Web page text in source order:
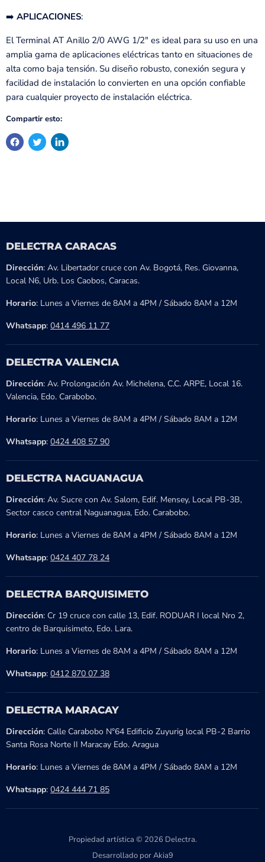
➡️ APLICACIONES:
El Terminal AT Anillo 2/0 AWG 1/2" es ideal para su uso en una
amplia gama de aplicaciones eléctricas tanto en situaciones de
alta como baja tensión. Su diseño robusto, conexión segura y
facilidad de instalación lo convierten en una opción confiable
para cualquier proyecto de instalación eléctrica.
Compartir esto:
DELECTRA CARACAS
Dirección: Av. Libertador cruce con Av. Bogotá, Res. Giovanna,
Local N6, Urb. Los Caobos, Caracas.
Horario: Lunes a Viernes de 8AM a 4PM / Sábado 8AM a 12M
Whatsapp: 0414 496 11 77
DELECTRA VALENCIA
Dirección: Av. Prolongación Av. Michelena, C.C. ARPE, Local 16.
Valencia, Edo. Carabobo.
Horario: Lunes a Viernes de 8AM a 4PM / Sábado 8AM a 12M
Whatsapp: 0424 408 57 90
DELECTRA NAGUANAGUA
Dirección: Av. Sucre con Av. Salom, Edif. Mensey, Local PB-3B,
Sector casco central Naguanagua, Edo. Carabobo.
Horario: Lunes a Viernes de 8AM a 4PM / Sábado 8AM a 12M
Whatsapp: 0424 407 78 24
DELECTRA BARQUISIMETO
Dirección: Cr 19 cruce con calle 13, Edif. RODUAR I local Nro 2,
centro de Barquisimeto, Edo. Lara.
Horario: Lunes a Viernes de 8AM a 4PM / Sábado 8AM a 12M
Whatsapp: 0412 870 07 38
DELECTRA MARACAY
Dirección: Calle Carabobo N°64 Edificio Zuyurig local PB-2 Barrio
Santa Rosa Norte II Maracay Edo. Aragua
Horario: Lunes a Viernes de 8AM a 4PM / Sábado 8AM a 12M
Whatsapp: 0424 444 71 85
Propiedad artística © 2026 Delectra.
Desarrollado por Akia9